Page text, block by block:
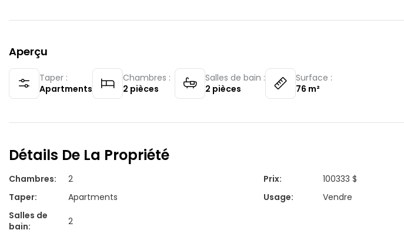
Aperçu
Taper :
Apartments
Chambres :
2 pièces
Salles de bain :
2 pièces
Surface :
76 m²
Détails De La Propriété
Chambres: 2 Prix:
100333 $
Taper: Apartments Usage:
Vendre
Salles de
bain: 2